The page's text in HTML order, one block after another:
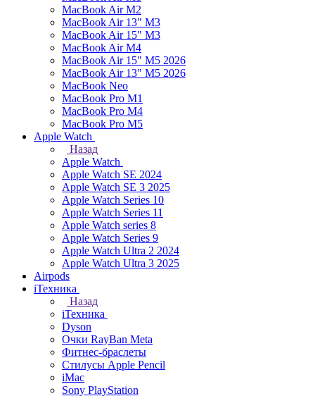
MacBook Air M2
MacBook Air 13" M3
MacBook Air 15" M3
MacBook Air M4
MacBook Air 15" М5 2026
MacBook Air 13" М5 2026
MacBook Neo
MacBook Pro M1
MacBook Pro M4
MacBook Pro M5
Apple Watch
Назад
Apple Watch
Apple Watch SE 2024
Apple Watch SE 3 2025
Apple Watch Series 10
Apple Watch Series 11
Apple Watch series 8
Apple Watch Series 9
Apple Watch Ultra 2 2024
Apple Watch Ultra 3 2025
Airpods
iТехника
Назад
iТехника
Dyson
Очки RayBan Meta
Фитнес-браслеты
Стилусы Apple Pencil
iMac
Sony PlayStation